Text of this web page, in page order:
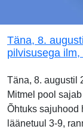
Täna, 8.
pilvisusega
Täna, 8. augustil
Mitmel pool
Õhtuks sajuhood
läänetuul 3-9,